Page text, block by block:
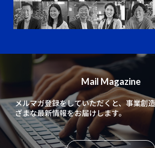
Mail Magazine
メルマガ登録をしていただくと、事業創
ざまな最新情報をお届けします。